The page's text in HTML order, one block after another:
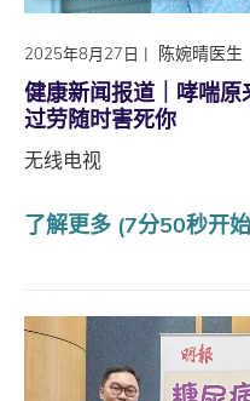
2025年8月27日 | 陈婉晴医生
健康新闻报道｜哮喘
过劳随时害死你
无线电视
了解更多 (7分50秒开